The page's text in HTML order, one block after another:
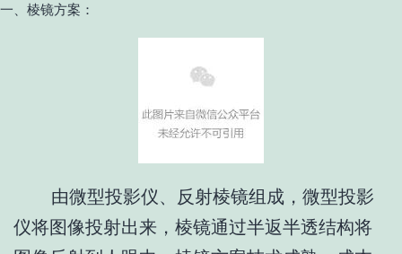
一、棱镜方案：
由微型投影仪、反射棱镜组成，微型投影
仪将图像投射出来，棱镜通过半返半透结构将